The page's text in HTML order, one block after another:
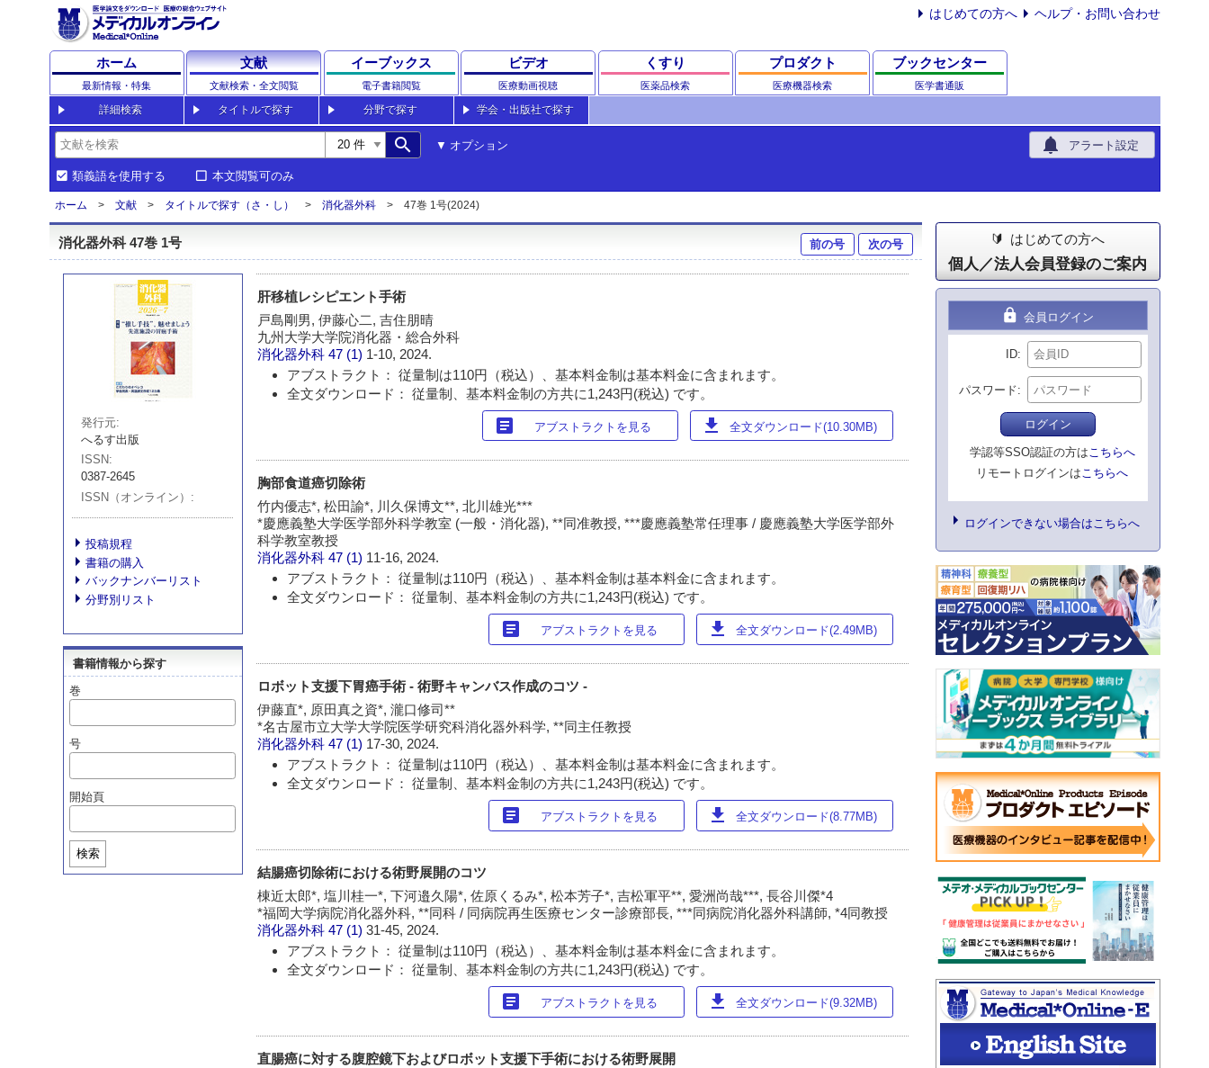
はじめての方へ ヘルプ・お問い合わせ
ホーム
最新情報・特集
文献
文献検索・全文閲覧
イーブックス
電子書籍閲覧
ビデオ
医療動画視聴
くすり
医薬品検索
プロダクト
医療機器検索
ブックセンター
医学書通販
詳細検索 タイトルで探す 分野で探す 学会・出版社で探す
search オプション notifications アラート設定
類義語を使用する 本文閲覧可のみ
ホーム 文献 タイトルで探す（さ・し） 消化器外科 47巻 1号(2024)
消化器外科 47巻 1号 前の号 次の号
発行元
へるす出版
ISSN
0387-2645
ISSN（オンライン）
投稿規程
書籍の購入
バックナンバーリスト
分野別リスト
書籍情報から探す
巻
号
開始頁
検索
肝移植レシピエント手術
戸島剛男, 伊藤心二, 吉住朋晴
九州大学大学院消化器・総合外科
消化器外科 47 (1) 1-10, 2024.
アブストラクト： 従量制は110円（税込）、基本料金制は基本料金に含まれます。
全文ダウンロード： 従量制、基本料金制の方共に1,243円(税込) です。
article アブストラクトを見る download 全文ダウンロード(10.30MB)
胸部食道癌切除術
竹内優志*, 松田諭*, 川久保博文**, 北川雄光***
*慶應義塾大学医学部外科学教室 (一般・消化器), **同准教授, ***慶應義塾常任理事 / 慶應義塾大学医学部外
科学教室教授
消化器外科 47 (1) 11-16, 2024.
アブストラクト： 従量制は110円（税込）、基本料金制は基本料金に含まれます。
全文ダウンロード： 従量制、基本料金制の方共に1,243円(税込) です。
article アブストラクトを見る download 全文ダウンロード(2.49MB)
ロボット支援下胃癌手術 - 術野キャンバス作成のコツ -
伊藤直*, 原田真之資*, 瀧口修司**
*名古屋市立大学大学院医学研究科消化器外科学, **同主任教授
消化器外科 47 (1) 17-30, 2024.
アブストラクト： 従量制は110円（税込）、基本料金制は基本料金に含まれます。
全文ダウンロード： 従量制、基本料金制の方共に1,243円(税込) です。
article アブストラクトを見る download 全文ダウンロード(8.77MB)
結腸癌切除術における術野展開のコツ
棟近太郎*, 塩川桂一*, 下河邉久陽*, 佐原くるみ*, 松本芳子*, 吉松軍平**, 愛洲尚哉***, 長谷川傑*4
*福岡大学病院消化器外科, **同科 / 同病院再生医療センター診療部長, ***同病院消化器外科講師, *4同教授
消化器外科 47 (1)31-45, 2024.
アブストラクト： 従量制は110円（税込）、基本料金制は基本料金に含まれます。
全文ダウンロード： 従量制、基本料金制の方共に1,243円(税込) です。
article アブストラクトを見る download 全文ダウンロード(9.32MB)
直腸癌に対する腹腔鏡下およびロボット支援下手術における術野展開
はじめての方へ
個人／法人会員登録のご案内
lock 会員ログイン
ID
パスワード
ログイン
学認等SSO認証の方はこちらへ
リモートログインはこちらへ
ログインできない場合はこちらへ